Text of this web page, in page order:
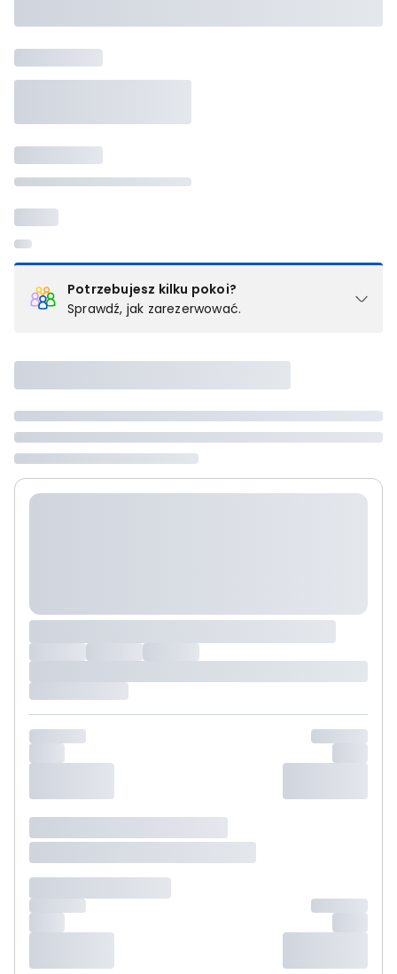
Potrzebujesz kilku pokoi?
Sprawdź, jak zarezerwować.
pokoju (lub apartamencie, willi itd.). Wybierz jedną z ofert z listy
i zarezerwuj ją. Zrób oddzielne rezerwacje dla każdego
kolejnego pokoju lubskontaktuj się z nami,by złożyć
zamówienie u naszego doradcy.
Maksymalna liczba uczestników
maksymalny limit dla 1 pokoju.